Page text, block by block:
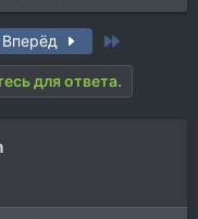
Вперёд
для ответа.